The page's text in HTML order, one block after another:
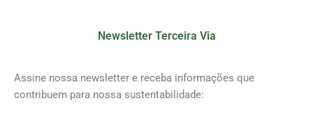
Newsletter Terceira Via
Assine nossa newsletter e receba informações que
contribuem para nossa sustentabilidade: